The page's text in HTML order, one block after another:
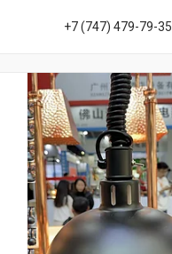
+7 (747) 479-79-35